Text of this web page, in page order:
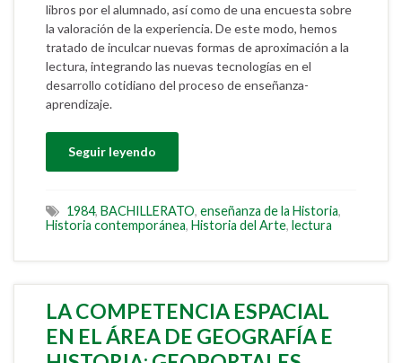
libros por el alumnado, así como de una encuesta sobre
la valoración de la experiencia. De este modo, hemos
tratado de inculcar nuevas formas de aproximación a la
lectura, integrando las nuevas tecnologías en el
desarrollo cotidiano del proceso de enseñanza-
aprendizaje.
Seguir leyendo
1984, BACHILLERATO, enseñanza de la Historia,
Historia contemporánea, Historia del Arte, lectura
LA COMPETENCIA ESPACIAL
EN EL ÁREA DE GEOGRAFÍA E